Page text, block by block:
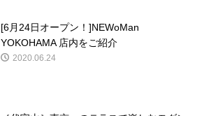
[6月24日オープン！]NEWoMan
YOKOHAMA 店内をご紹介
2020.06.24